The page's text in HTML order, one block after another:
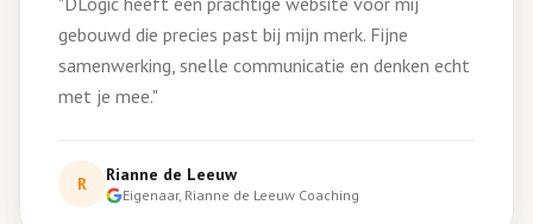
gebouwd die precies past bij mijn merk. Fijne
samenwerking, snelle communicatie en denken echt
met je mee."
R Rianne de Leeuw
Eigenaar, Rianne de Leeuw Coaching